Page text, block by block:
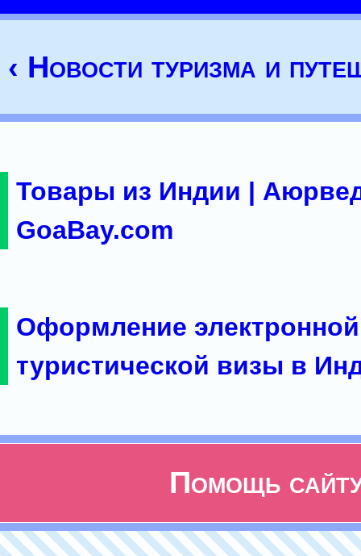
‹ Новости туризма и
Товары из Индии |
GoaBay.com
Оформление электронной
туристической визы в
Помощь